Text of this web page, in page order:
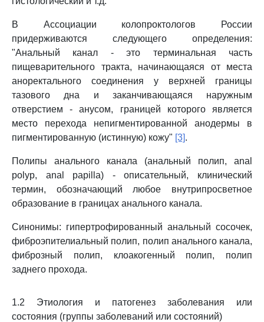
В Ассоциации колопроктологов России
придерживаются следующего определения:
"Анальный канал - это терминальная часть
пищеварительного тракта, начинающаяся от места
аноректального соединения у верхней границы
тазового дна и заканчивающаяся наружным
отверстием - анусом, границей которого является
место перехода непигментированной анодермы в
пигментированную (истинную) кожу" [3].
Полипы анального канала (анальный полип, anal
polyp, anal papilla) - описательный, клинический
термин, обозначающий любое внутрипросветное
образование в границах анального канала.
Синонимы: гипертрофированный анальный сосочек,
фиброэпителиальный полип, полип анального канала,
фиброзный полип, клоакогенный полип, полип
заднего прохода.
1.2 Этиология и патогенез заболевания или
состояния (группы заболеваний или состояний)